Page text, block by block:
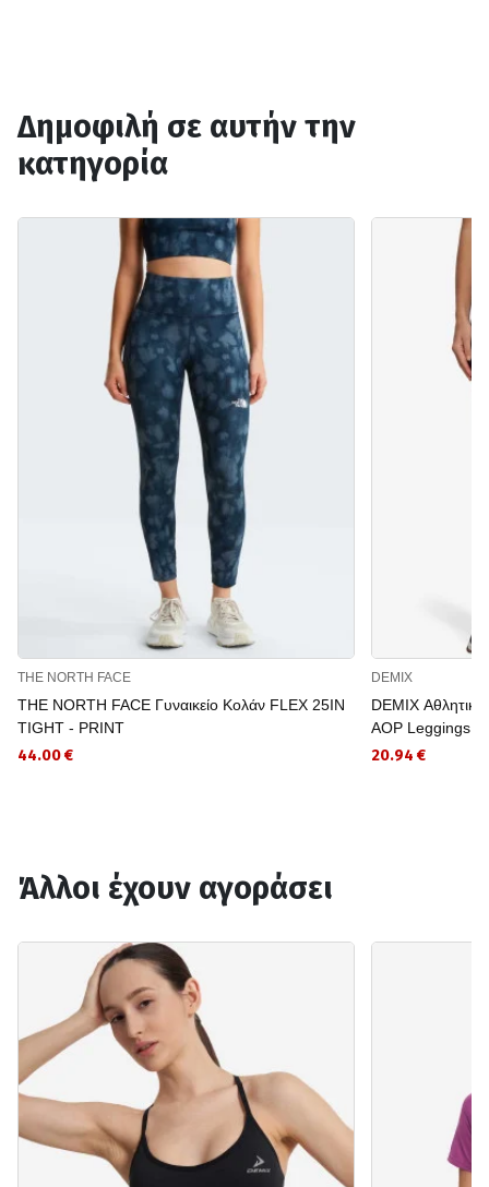
Δημοφιλή σε αυτήν την
κατηγορία
THE NORTH FACE
THE NORTH FACE Γυναικείο Κολάν FLEX 25IN
TIGHT - PRINT
44.00 €
DEMIX
DEMIX
AOP Leggings
20.94 €
Άλλοι έχουν αγοράσει